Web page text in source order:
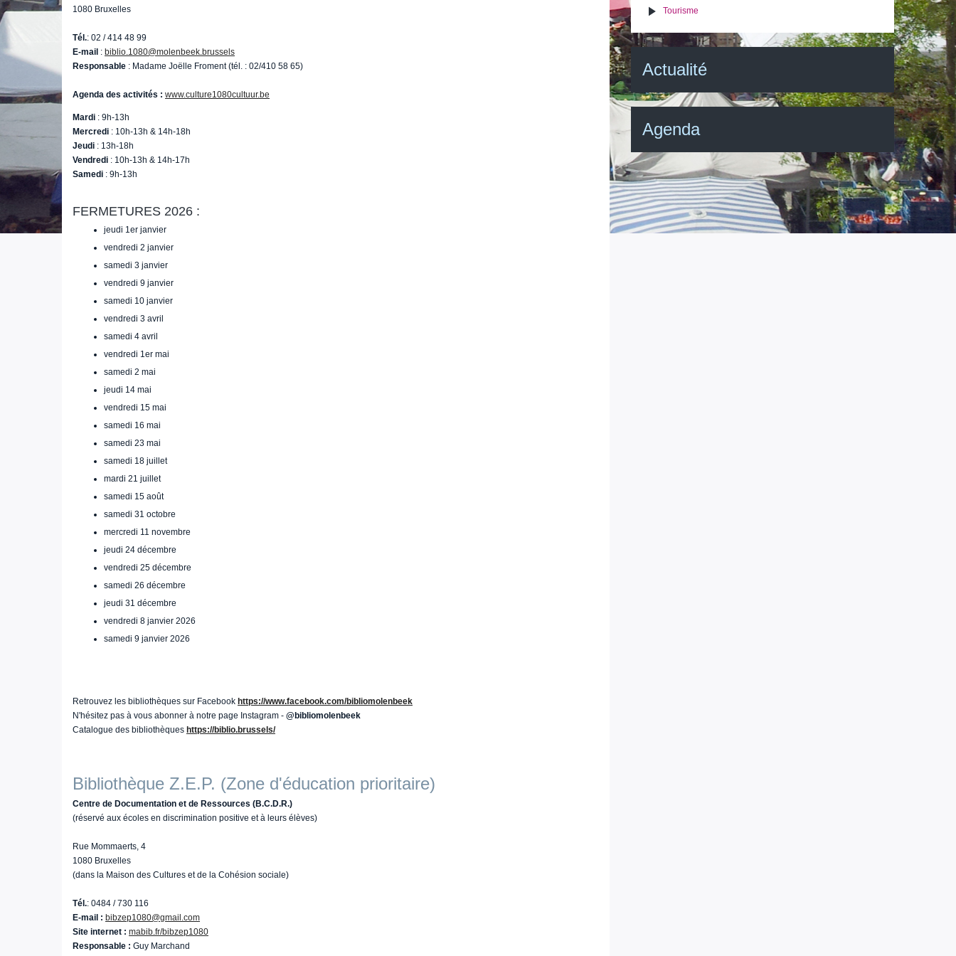
1080 Bruxelles
Tél.: 02 / 414 48 99
E-mail : biblio.1080@molenbeek.brussels
Responsable : Madame Joëlle Froment (tél. : 02/410 58 65)
Agenda des activités : www.culture1080cultuur.be
Mardi : 9h-13h
Mercredi : 10h-13h & 14h-18h
Jeudi : 13h-18h
Vendredi : 10h-13h & 14h-17h
Samedi : 9h-13h
FERMETURES 2026 :
jeudi 1er janvier
vendredi 2 janvier
samedi 3 janvier
vendredi 9 janvier
samedi 10 janvier
vendredi 3 avril
samedi 4 avril
vendredi 1er mai
samedi 2 mai
jeudi 14 mai
vendredi 15 mai
samedi 16 mai
samedi 23 mai
samedi 18 juillet
mardi 21 juillet
samedi 15 août
samedi 31 octobre
mercredi 11 novembre
jeudi 24 décembre
vendredi 25 décembre
samedi 26 décembre
jeudi 31 décembre
vendredi 8 janvier 2026
samedi 9 janvier 2026
Retrouvez les bibliothèques sur Facebook https://www.facebook.com/bibliomolenbeek
N'hésitez pas à vous abonner à notre page Instagram - @bibliomolenbeek
Catalogue des bibliothèques https://biblio.brussels/
Bibliothèque Z.E.P. (Zone d'éducation prioritaire)
Centre de Documentation et de Ressources (B.C.D.R.)
(réservé aux écoles en discrimination positive et à leurs élèves)
Rue Mommaerts, 4
1080 Bruxelles
(dans la Maison des Cultures et de la Cohésion sociale)
Tél.: 0484 / 730 116
E-mail : bibzep1080@gmail.com
Site internet : mabib.fr/bibzep1080
Responsable : Guy Marchand
Tourisme
Actualité
Agenda